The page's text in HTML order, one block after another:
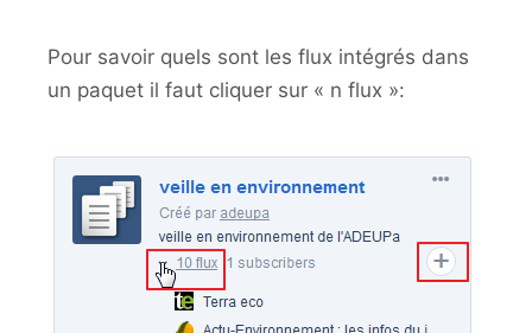
Pour savoir quels sont les flux intégrés dans
un paquet il faut cliquer sur « n flux »: